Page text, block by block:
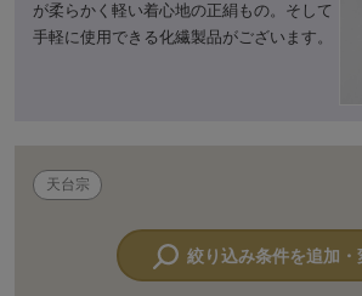
が柔らかく軽い着心地の正絹もの。そして
手軽に使用できる化繊製品がございます。
天台宗
絞り込み条件を追加・